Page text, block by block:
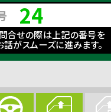
24
合せの際は上記の番号を
話がスムーズに進みます。